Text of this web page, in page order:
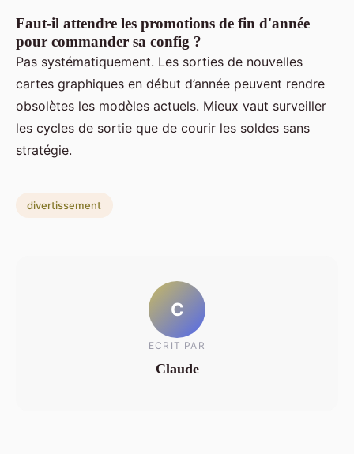
Faut-il attendre les promotions de fin d'année
pour commander sa config ?
Pas systématiquement. Les sorties de nouvelles
cartes graphiques en début d’année peuvent rendre
obsolètes les modèles actuels. Mieux vaut surveiller
les cycles de sortie que de courir les soldes sans
stratégie.
divertissement
C
ECRIT PAR
Claude